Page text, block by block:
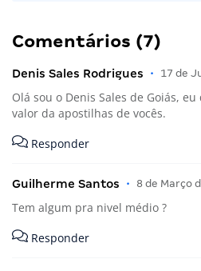
Comentários (7)
Denis Sales Rodrigues • 17 de
Olá sou o Denis Sales de Goiás,
valor da apostilhas de vocês.
Responder
Guilherme Santos • 8 de Março
Tem algum pra nivel médio ?
Responder